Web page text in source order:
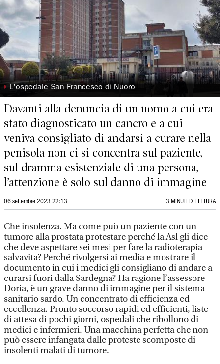
◗ L'ospedale San Francesco di Nuoro
Davanti alla denuncia di un uomo a cui era
stato diagnosticato un cancro e a cui
veniva consigliato di andarsi a curare nella
penisola non ci si concentra sul paziente,
sul dramma esistenziale di una persona,
l’attenzione è solo sul danno di immagine
06 settembre 2023 22:13 3 MINUTI DI LETTURA
Che insolenza. Ma come può un paziente con un
tumore alla prostata protestare perché la Asl gli dice
che deve aspettare sei mesi per fare la radioterapia
salvavita? Perché rivolgersi ai media e mostrare il
documento in cui i medici gli consigliano di andare a
curarsi fuori dalla Sardegna? Ha ragione l’assessore
Doria, è un grave danno di immagine per il sistema
sanitario sardo. Un concentrato di efficienza ed
eccellenza. Pronto soccorso rapidi ed efficienti, liste
di attesa di pochi giorni, ospedali che ribollono di
medici e infermieri. Una macchina perfetta che non
può essere infangata dalle proteste scomposte di
insolenti malati di tumore.